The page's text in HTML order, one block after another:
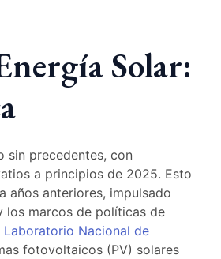
Solar:
sin precedentes, con
a principios de 2025. Esto
años anteriores, impulsado
los marcos de políticas de
Laboratorio Nacional de
fotovoltaicos (PV) solares